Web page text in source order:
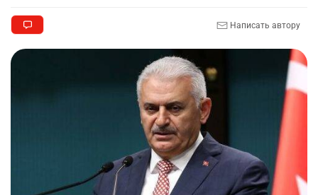
Написать автору